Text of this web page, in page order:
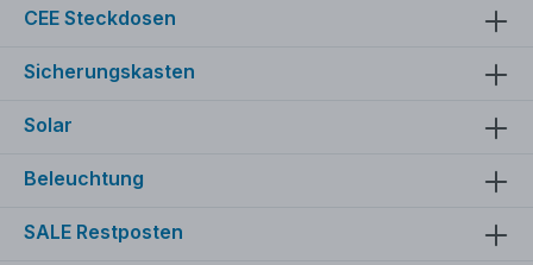
CEE Steckdosen
Sicherungskasten
Solar
Beleuchtung
SALE Restposten